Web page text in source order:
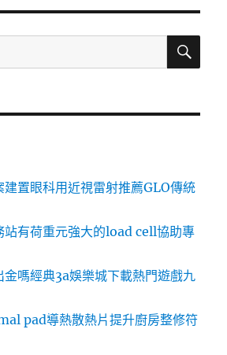
搜
建置眼科用近視雷射推薦GLO傳統
站有荷重元強大的load cell協助專
金嗎經典3a娛樂城下載熱門遊戲九
pad導熱散熱片提升廚房整修符